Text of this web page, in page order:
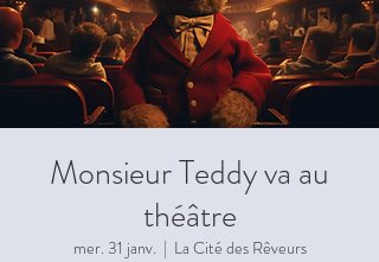
Monsieur Teddy va au
théâtre
mer. 31 janv.
  |
La Cité des Rêveurs